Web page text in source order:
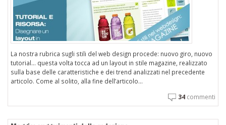
La nostra rubrica sugli stili del web design procede: nuovo giro, nuovo
tutorial… questa volta tocca ad un layout in stile magazine, realizzato
sulla base delle caratteristiche e dei trend analizzati nel precedente
articolo. Come al solito, alla fine dell’articolo...
34 commenti